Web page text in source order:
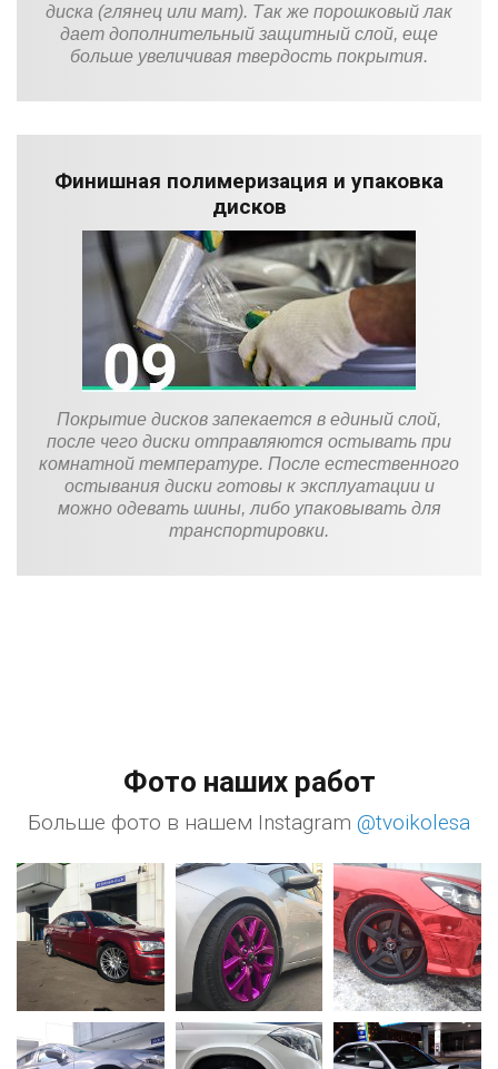
диска (глянец или мат). Так же порошковый лак
дает дополнительный защитный слой, еще
больше увеличивая твердость покрытия.
Финишная полимеризация и упаковка
дисков
Покрытие дисков запекается в единый слой,
после чего диски отправляются остывать при
комнатной температуре. После естественного
остывания диски готовы к эксплуатации и
можно одевать шины, либо упаковывать для
транспортировки.
Фото наших работ
Больше фото в нашем Instagram @tvoikolesa